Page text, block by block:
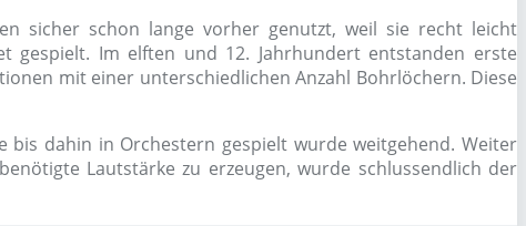
sicher schon lange vorher genutzt, weil sie recht leicht
gespielt. Im elften und 12. Jahrhundert entstanden erste
mit einer unterschiedlichen Anzahl Bohrlöchern. Diese
bis dahin in Orchestern gespielt wurde weitgehend. Weiter
Lautstärke zu erzeugen, wurde schlussendlich der